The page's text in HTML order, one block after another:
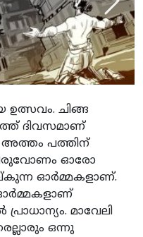
Next
ചിങ്ങ
ദിവസമാണ്
പത്തിന്
ഓരോ
ഓര്‍മ്മകളാണ്.
ഓര്‍മ്മകളാണ്
മാവേലി
ഒന്നു